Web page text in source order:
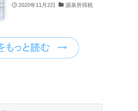
2020年11月2日 源泉所得税